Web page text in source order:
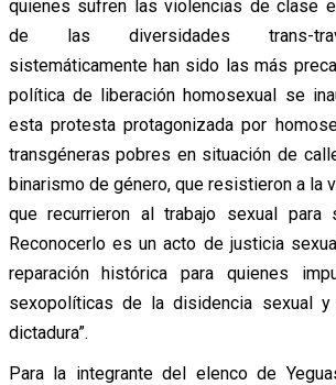
quienes sufren las violencias de clase
de las diversidades trans-
sistemáticamente han sido las más
política de liberación homosexual se
esta protesta protagonizada por
transgéneras pobres en situación de
binarismo de género, que resistieron a la
que recurrieron al trabajo sexual para
Reconocerlo es un acto de justicia
reparación histórica para quienes
sexopolíticas de la disidencia sexual
dictadura”.
Para la integrante del elenco de